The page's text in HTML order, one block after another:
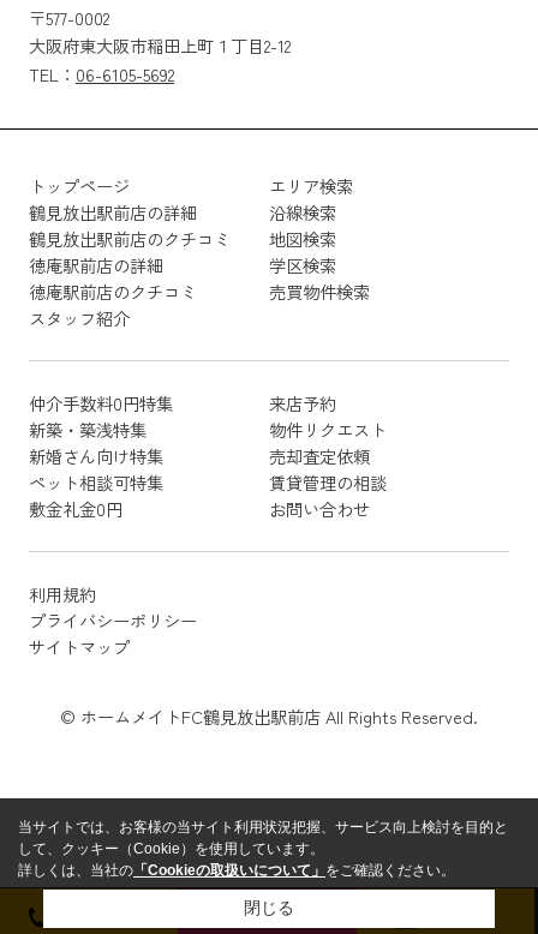
〒577-0002
大阪府東大阪市稲田上町１丁目2-12
TEL： 06-6105-5692
トップページ
エリア検索
鶴見放出駅前店の詳細
沿線検索
鶴見放出駅前店のクチコミ
地図検索
徳庵駅前店の詳細
学区検索
徳庵駅前店のクチコミ
売買物件検索
スタッフ紹介
仲介手数料0円特集
来店予約
新築・築浅特集
物件リクエスト
新婚さん向け特集
売却査定依頼
ペット相談可特集
賃貸管理の相談
敷金礼金0円
お問い合わせ
利用規約
プライバシーポリシー
サイトマップ
© ホームメイトFC鶴見放出駅前店 All Rights Reserved.
お問い合わせ
当サイトでは、お客様の当サイト利用状況把握、サービス向上検討を目的と
して、クッキー（Cookie）を使用しています。
詳しくは、当社の 「Cookieの取扱いについて」 をご確認ください。
閉じる